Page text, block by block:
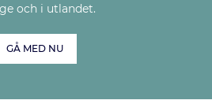
och i utlandet.
GÅ MED NU